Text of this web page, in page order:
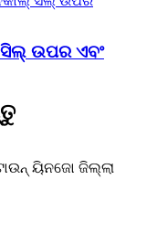
ସିଲ୍ ଉପର ଏବଂ
ୟିନଜୋ ଜିଲ୍ଲା